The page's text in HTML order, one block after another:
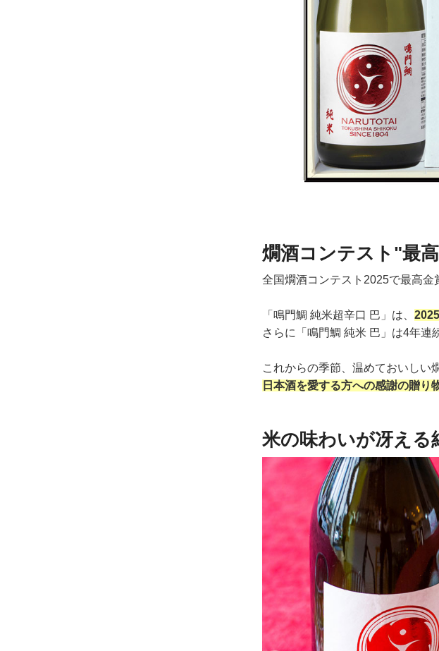
燗酒コンテスト"最
全国燗酒コンテスト2025で最高金
「鳴門鯛 純米超辛口 巴」は、
さらに「鳴門鯛 純米 巴」は4年連
これからの季節、温めておいしい
日本酒を愛する方への感謝の贈り
米の味わいが冴える